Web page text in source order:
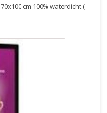
cm 100% waterdicht (